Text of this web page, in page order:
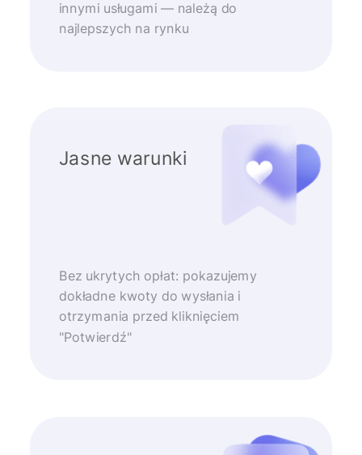
innymi usługami — należą do
najlepszych na rynku
Jasne warunki
Bez ukrytych opłat: pokazujemy
dokładne kwoty do wysłania i
otrzymania przed kliknięciem
"Potwierdź"